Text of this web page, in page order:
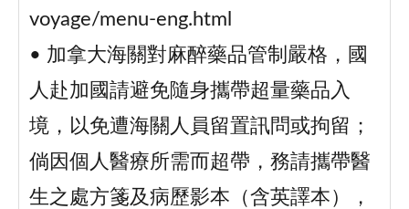
voyage/menu-eng.html
• 加拿大海關對麻醉藥品管制嚴格，國
人赴加國請避免隨身攜帶超量藥品入
境，以免遭海關人員留置訊問或拘留；
倘因個人醫療所需而超帶，務請攜帶醫
生之處方箋及病歷影本（含英譯本），